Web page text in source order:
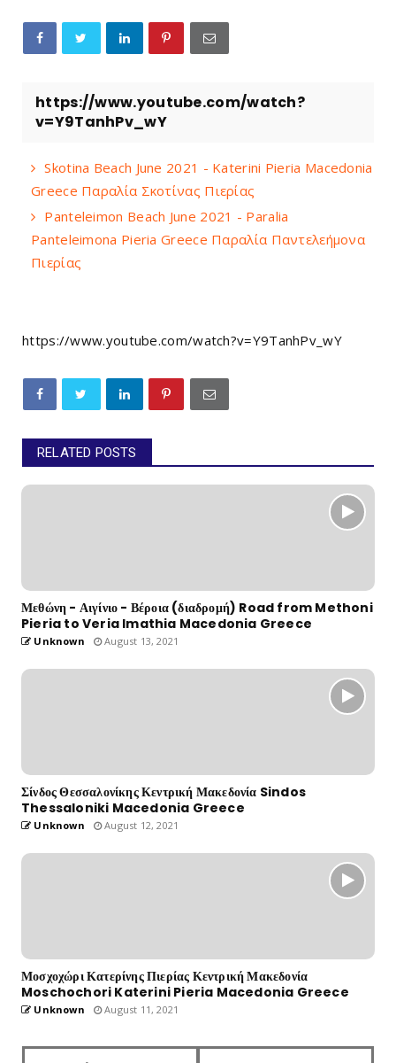
https://www.youtube.com/watch?
v=Y9TanhPv_wY
Skotina Beach June 2021 - Katerini Pieria Macedonia
Greece Παραλία Σκοτίνας Πιερίας
Panteleimon Beach June 2021 - Paralia
Panteleimona Pieria Greece Παραλία Παντελεήμονα
Πιερίας
https://www.youtube.com/watch?v=Y9TanhPv_wY
RELATED POSTS
Μεθώνη - Αιγίνιο - Βέροια (διαδρομή) Road from Methoni
Pieria to Veria Imathia Macedonia Greece
Unknown August 13, 2021
Σίνδος Θεσσαλονίκης Κεντρική Μακεδονία Sindos
Thessaloniki Macedonia Greece
Unknown August 12, 2021
Μοσχοχώρι Κατερίνης Πιερίας Κεντρική Μακεδονία
Moschochori Katerini Pieria Macedonia Greece
Unknown August 11, 2021